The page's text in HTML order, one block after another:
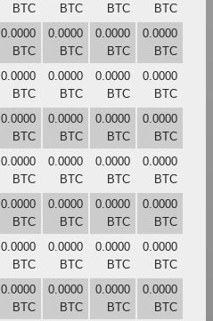
BTC
BTC
BTC
BTC
0.0000
BTC
0.0000
BTC
0.0000
BTC
0.0000
BTC
0.0000
BTC
0.0000
BTC
0.0000
BTC
0.0000
BTC
0.0000
BTC
0.0000
BTC
0.0000
BTC
0.0000
BTC
0.0000
BTC
0.0000
BTC
0.0000
BTC
0.0000
BTC
0.0000
BTC
0.0000
BTC
0.0000
BTC
0.0000
BTC
0.0000
BTC
0.0000
BTC
0.0000
BTC
0.0000
BTC
0.0000
BTC
0.0000
BTC
0.0000
BTC
0.0000
BTC